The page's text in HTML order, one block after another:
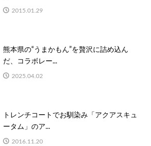
2015.01.29
熊本県の“うまかもん”を贅沢に詰め込ん
だ、コラボレー...
2025.04.02
トレンチコートでお馴染み「アクアスキュ
ータム」のア...
2016.11.20